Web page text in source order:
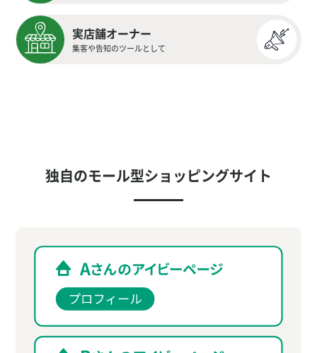
実店舗オーナー
集客や告知のツールとして
独自のモール型ショッピングサイト